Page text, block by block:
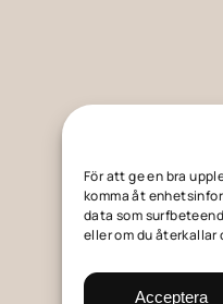
För att ge en bra
komma åt
data som
eller om du
Acceptera